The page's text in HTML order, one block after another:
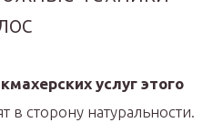
услуг этого
в сторону натуральности.